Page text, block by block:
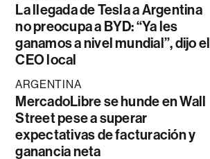
La llegada de Tesla a Argentina
no preocupa a BYD: “Ya les
ganamos a nivel mundial”, dijo el
CEO local
ARGENTINA
MercadoLibre se hunde en Wall
Street pese a superar
expectativas de facturación y
ganancia neta